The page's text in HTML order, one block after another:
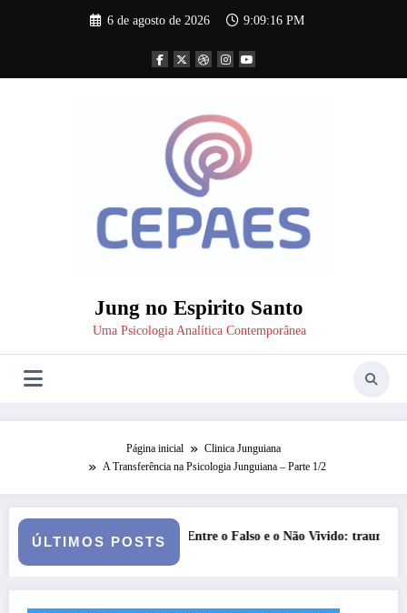
6 de agosto de 2026 9:09:17 PM
Jung no Espirito Santo
Uma Psicologia Analítica Contemporânea
Página inicial
Clinica Junguiana
A Transferência na Psicologia Junguiana – Parte 1/2
ÚLTIMOS POSTS
trauma, simbolização e cisão do self na personalidade “como-se”
Série Narciso: Narcisismo